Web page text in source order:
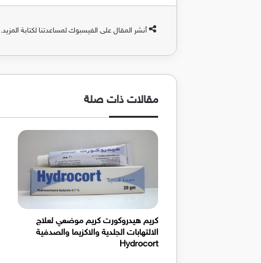
أنشر المقال على الفيسبوك لمساعدتنا لكتابة المزيد.
مقالات ذات صلة
كريم هيدروكورت كريم موضعي لعلاج
الالتهابات الجلدية والاكزيما والصدفية
Hydrocort